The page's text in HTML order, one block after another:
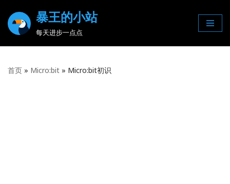
Skip
暴王的小站
每天进步一点点
首页 » Micro:bit » Micro:bit初识